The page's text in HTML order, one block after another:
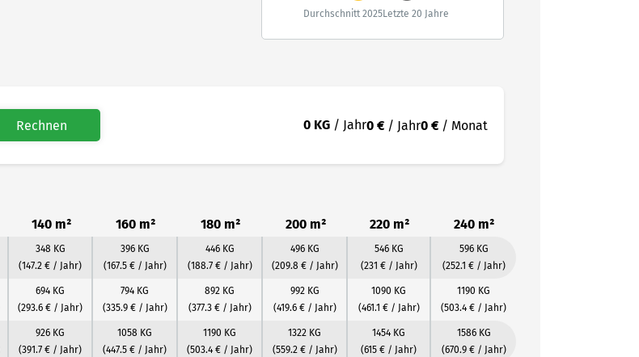
Durchschnitt 2025Letzte 20 Jahre
Rechnen 0 KG / Jahr0 € / Jahr0 € / Monat
140 m² 160 m² 180 m² 200 m² 220 m² 240 m²
348 KG
(147.2 € / Jahr)
396 KG
(167.5 € / Jahr)
446 KG
(188.7 € / Jahr)
496 KG
(209.8 € / Jahr)
546 KG
(231 € / Jahr)
596 KG
(252.1 € / Jahr)
694 KG
(293.6 € / Jahr)
794 KG
(335.9 € / Jahr)
892 KG
(377.3 € / Jahr)
992 KG
(419.6 € / Jahr)
1090 KG
(461.1 € / Jahr)
1190 KG
(503.4 € / Jahr)
926 KG
(391.7 € / Jahr)
1058 KG
(447.5 € / Jahr)
1190 KG
(503.4 € / Jahr)
1322 KG
(559.2 € / Jahr)
1454 KG
(615 € / Jahr)
1586 KG
(670.9 € / Jahr)